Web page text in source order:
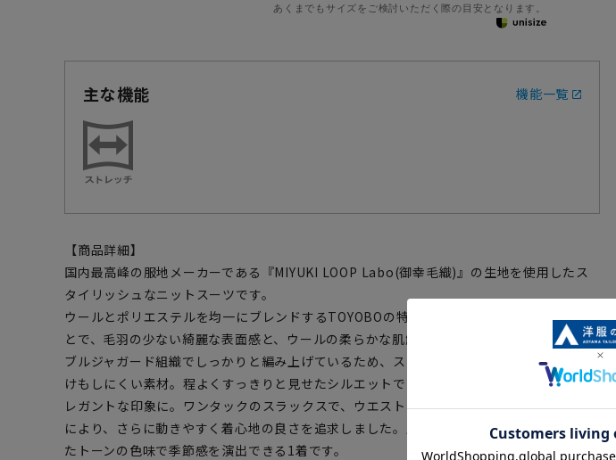
あくまでもサイズをご検討いただく際の目安となります。
主な機能 機能一覧
【商品詳細】
国内最高峰の服地メーカーである『MIYUKI LOOP Labo(御幸毛織)』の生地を使用したス
タイリッシュなニットスーツです。
ウールとポリエステルを均一にブレンドするTOYOBOの特許技術マナード糸を使用するこ
とで、毛羽の少ない綺麗な表面感と、ウールの柔らかな肌触りが特徴となっています。ダ
ブルジャガード組織でしっかりと編み上げているため、ストレッチ性を維持しながら膝抜
けもしにくい素材。程よくすっきりと見せたシルエットでありながら、サイドベンツでエ
レガントな印象に。ワンタックのスラックスで、ウエストのサイドシャーリングゴム仕様
により、さらに動きやすく着心地の良さを追求しました。厚みのある生地感と、落ち着い
たトーンの色味で季節感を演出できる1着です。